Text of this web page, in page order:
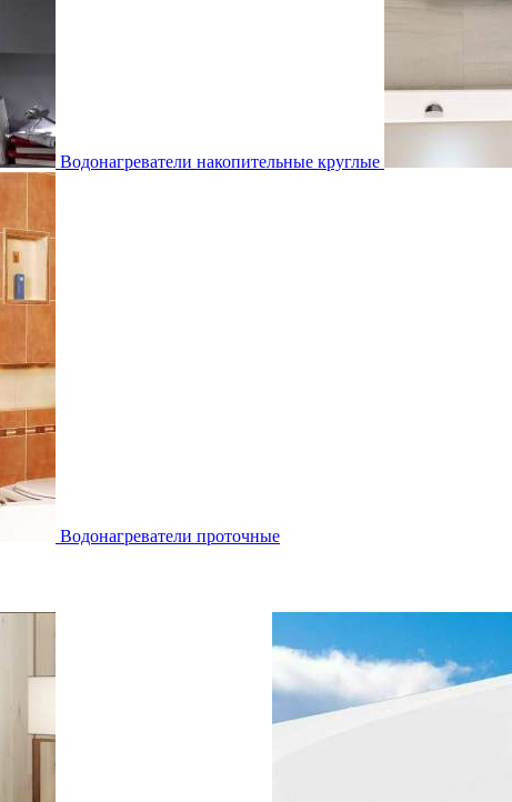
Водонагреватели накопительные круглые
Водонагреватели проточные